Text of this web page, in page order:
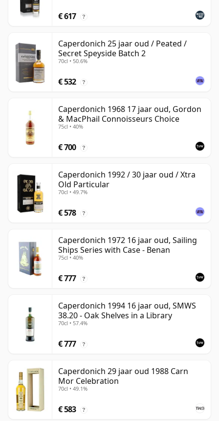
€ 617 ?
Caperdonich 25 jaar oud / Peated /
Secret Speyside Batch 2
70cl • 50.6%
€ 532 ?
Caperdonich 1968 17 jaar oud, Gordon
& MacPhail Connoisseurs Choice
75cl • 40%
€ 700 ?
Caperdonich 1992 / 30 jaar oud / Xtra
Old Particular
70cl • 49.7%
€ 578 ?
Caperdonich 1972 16 jaar oud, Sailing
Ships Series with Case - Benan
75cl • 40%
€ 777 ?
Caperdonich 1994 16 jaar oud, SMWS
38.20 - Oak Shelves in a Library
70cl • 57.4%
€ 777 ?
Caperdonich 29 jaar oud 1988 Carn
Mor Celebration
70cl • 49.1%
€ 583 ?